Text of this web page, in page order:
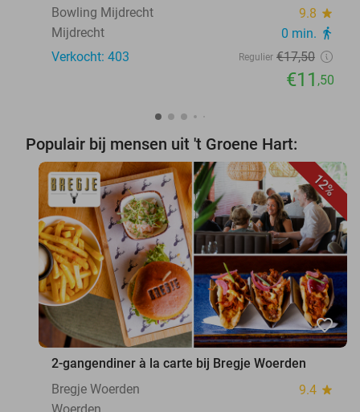
Bowling Mijdrecht
9.8 star
Mijdrecht 0 min. directions_walk
Verkocht: 403 Regulier €17,50
€11 ,50
Populair bij mensen uit 't Groene Hart:
12%
favorite_border
2-gangendiner à la carte bij Bregje Woerden
Bregje Woerden
9.4 star